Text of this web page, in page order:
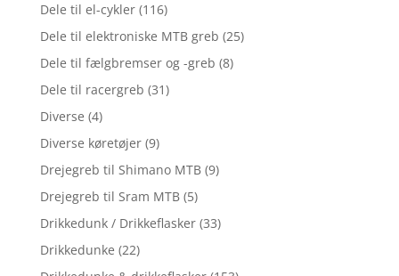
Dele til el-cykler (116)
Dele til elektroniske MTB greb (25)
Dele til fælgbremser og -greb (8)
Dele til racergreb (31)
Diverse (4)
Diverse køretøjer (9)
Drejegreb til Shimano MTB (9)
Drejegreb til Sram MTB (5)
Drikkedunk / Drikkeflasker (33)
Drikkedunke (22)